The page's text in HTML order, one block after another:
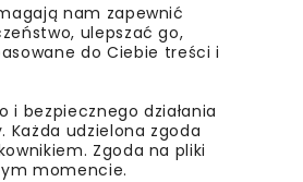
NBI
WYDARZENIA
Budownictwa
nam zapewnić
ulepszać go,
do Ciebie treści i
i bezpiecznego działania
Każda udzielona zgoda
Zgoda na pliki
momencie.